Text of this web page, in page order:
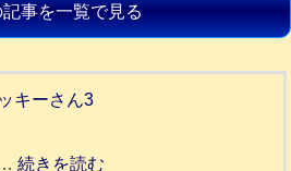
事を一覧で見る
キーさん3
…続きを読む